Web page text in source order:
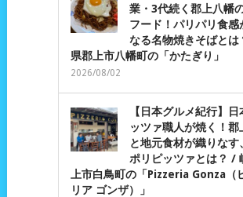
業・3代続く郡上八幡
フード！パリパリ食感
なる名物焼きそばと
県郡上市八幡町の「かたぎり」
2026/08/02
【日本グルメ紀行】
ッツァ職人が焼く！郡
と地元食材が織りなす
ポリピッツァとは？ /
上市白鳥町の「Pizzeria Gonza（
リア ゴンザ）」